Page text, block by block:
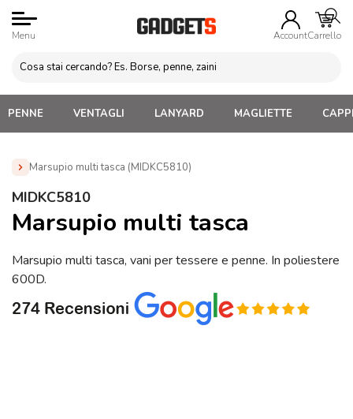
Menu AccountCarrello
PENNE VENTAGLI LANYARD MAGLIETTE
Marsupio multi tasca (MIDKC5810)
Home » Zaini Personalizzati e Marsupi
MIDKC5810
Marsupio multi tasca
Marsupio multi tasca, vani per tessere e penne. In poliestere
600D.